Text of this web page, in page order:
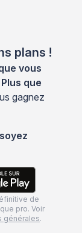
plans !
vous
que
gagnez
de
pro. Voir
générales.